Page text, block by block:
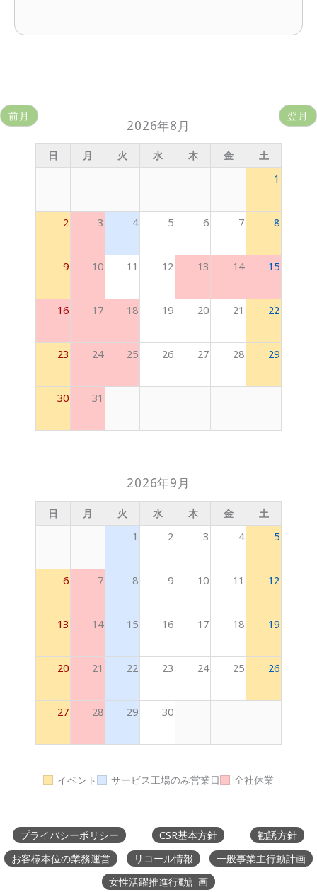
前月 翌月
2026年8月
日 月 火 水 木 金 土
1
2 3 4 5 6 7 8
9 10 11 12 13 14 15
16 17 18 19 20 21 22
23 24 25 26 27 28 29
30 31
2026年9月
日 月 火 水 木 金 土
1 2 3 4 5
6 7 8 9 10 11 12
13 14 15 16 17 18 19
20 21 22 23 24 25 26
27 28 29 30
イベント サービス工場のみ営業日 全社休業
プライバシーポリシー CSR基本方針
勧誘方針
お客様本位の業務運営
リコール情報
一般事業主行動計画
女性活躍推進行動計画